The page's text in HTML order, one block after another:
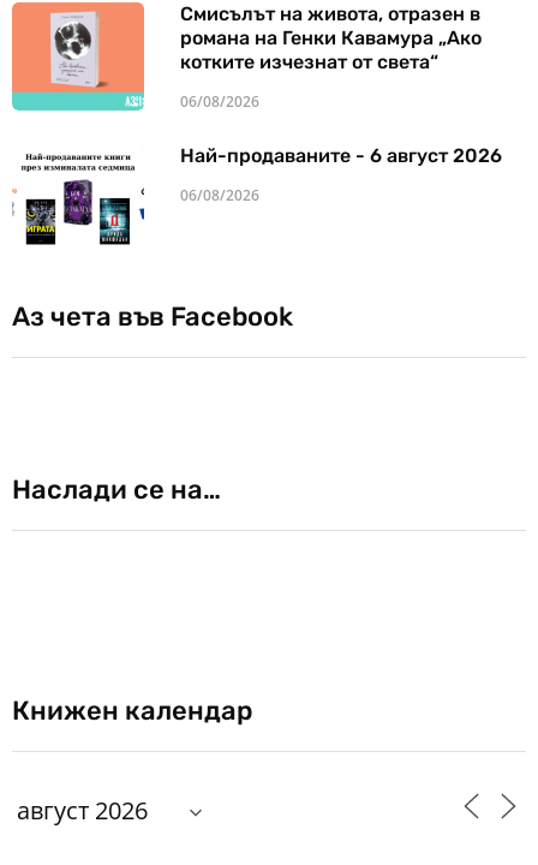
Смисълът на живота, отразен в
романа на Генки Кавамура „Ако
котките изчезнат от света“
06/08/2026
Най-продаваните - 6 август 2026
06/08/2026
Аз чета във Facebook
Наслади се на…
Книжен календар